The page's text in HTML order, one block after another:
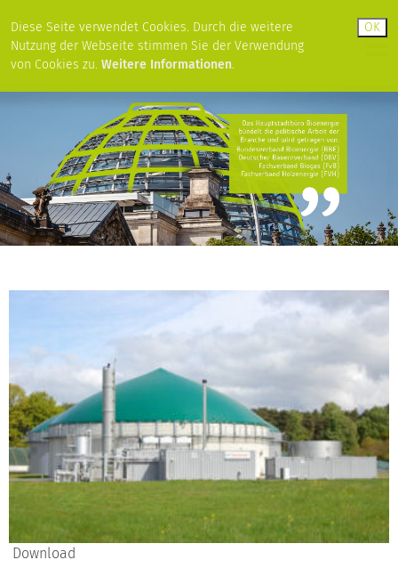
Diese Seite verwendet Cookies. Durch die weitere
Nutzung der Webseite stimmen Sie der Verwendung
von Cookies zu. Weitere Informationen.
Download